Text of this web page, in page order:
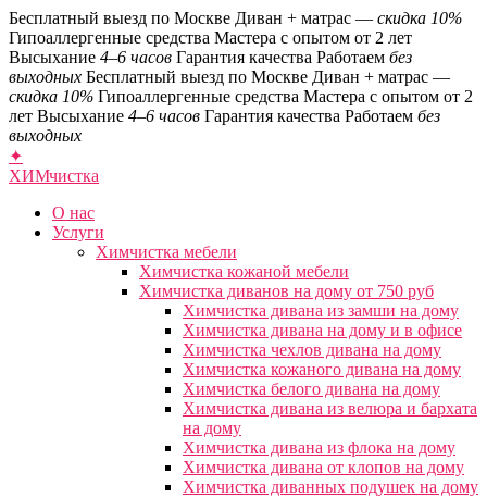
Бесплатный выезд по Москве Диван + матрас — скидка 10%
Гипоаллергенные средства Мастера с опытом от 2 лет
Высыхание 4–6 часов Гарантия качества Работаем без
выходных Бесплатный выезд по Москве Диван + матрас —
скидка 10% Гипоаллергенные средства Мастера с опытом от 2
лет Высыхание 4–6 часов Гарантия качества Работаем без
выходных
✦
ХИМчистка
О нас
Услуги
Химчистка мебели
Химчистка кожаной мебели
Химчистка диванов на дому от 750 руб
Химчистка дивана из замши на дому
Химчистка дивана на дому и в офисе
Химчистка чехлов дивана на дому
Химчистка кожаного дивана на дому
Химчистка белого дивана на дому
Химчистка дивана из велюра и бархата
на дому
Химчистка дивана из флока на дому
Химчистка дивана от клопов на дому
Химчистка диванных подушек на дому